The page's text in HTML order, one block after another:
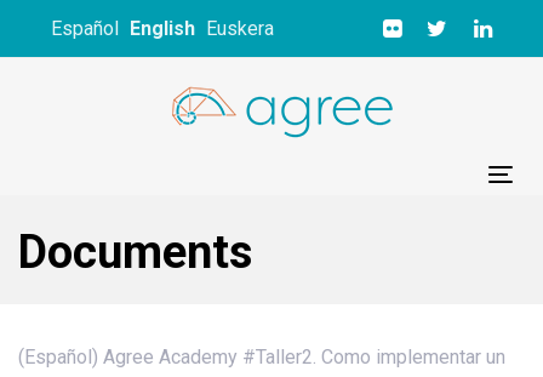
Español English Euskera
Documents
(Español) Agree Academy #Taller2. Como implementar un